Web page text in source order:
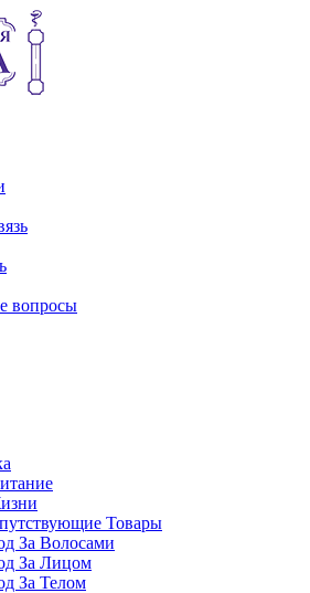
вопросы
Товары
За Волосами
За Лицом
За Телом